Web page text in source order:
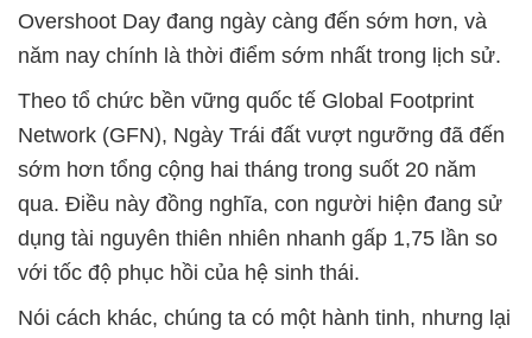
Overshoot Day đang ngày càng đến sớm hơn, và
năm nay chính là thời điểm sớm nhất trong lịch sử.
Theo tổ chức bền vững quốc tế Global Footprint
Network (GFN), Ngày Trái đất vượt ngưỡng đã đến
sớm hơn tổng cộng hai tháng trong suốt 20 năm
qua. Điều này đồng nghĩa, con người hiện đang sử
dụng tài nguyên thiên nhiên nhanh gấp 1,75 lần so
với tốc độ phục hồi của hệ sinh thái.
Nói cách khác, chúng ta có một hành tinh, nhưng lại